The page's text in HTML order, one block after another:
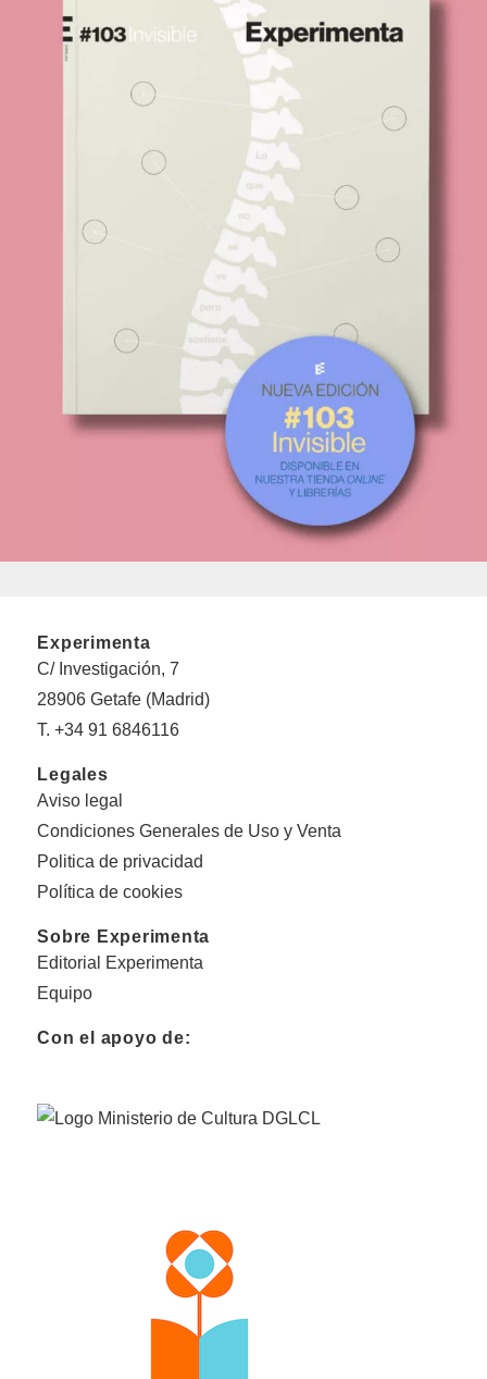
Experimenta
C/ Investigación, 7
28906 Getafe (Madrid)
T. +34 91 6846116
Legales
Aviso legal
Condiciones Generales de Uso y Venta
Politica de privacidad
Política de cookies
Sobre Experimenta
Editorial Experimenta
Equipo
Con el apoyo de: